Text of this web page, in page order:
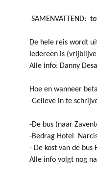
SAMENVATTEND:
De hele reis wordt
Iedereen is
Alle info: Danny
Hoe en wanneer
-Gelieve in te
-De bus (naar
-Bedrag Hotel
- De kost van de
Alle info volgt nog